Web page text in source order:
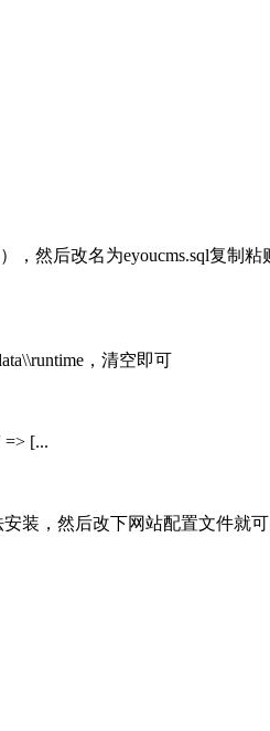
然后改名为eyoucms.sql复制
，清空即可
=> [...
装，然后改下网站配置文件就可